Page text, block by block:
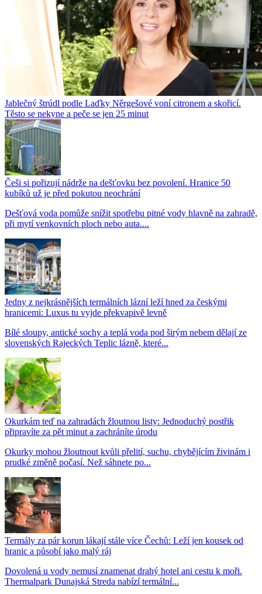
Jablečný štrúdl podle Laďky Něrgešové voní citronem a skořicí.
Těsto se nekyne a peče se jen 25 minut
Češi si pořizují nádrže na dešťovku bez povolení. Hranice 50
kubíků už je před pokutou neochrání
Dešťová voda pomůže snížit spotřebu pitné vody hlavně na zahradě,
při mytí venkovních ploch nebo auta....
Jedny z nejkrásnějších termálních lázní leží hned za českými
hranicemi: Luxus tu vyjde překvapivě levně
Bílé sloupy, antické sochy a teplá voda pod širým nebem dělají ze
slovenských Rajeckých Teplic lázně, které...
Okurkám teď na zahradách žloutnou listy: Jednoduchý postřik
připravíte za pět minut a zachráníte úrodu
Okurky mohou žloutnout kvůli přelití, suchu, chybějícím živinám i
prudké změně počasí. Než sáhnete po...
Termály za pár korun lákají stále více Čechů: Leží jen kousek od
hranic a působí jako malý ráj
Dovolená u vody nemusí znamenat drahý hotel ani cestu k moři.
Thermalpark Dunajská Streda nabízí termální...